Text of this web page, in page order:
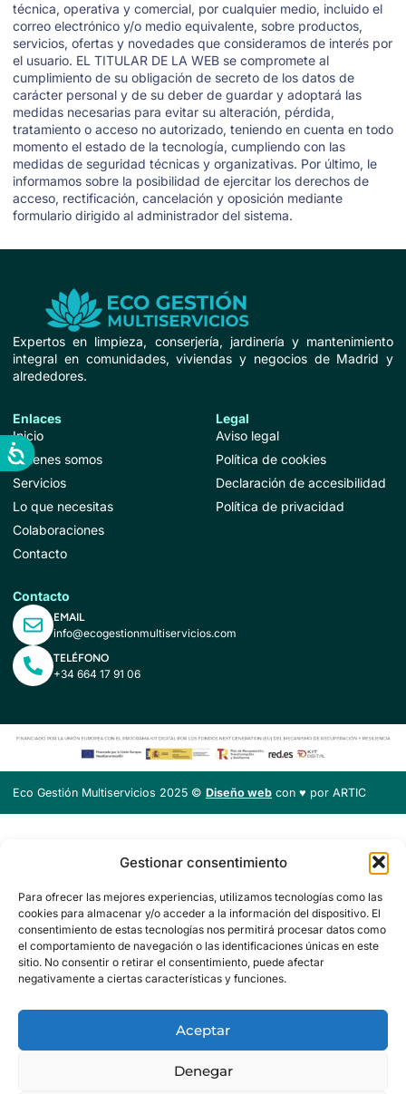
Gestionar consentimiento
Para ofrecer las mejores experiencias, utilizamos tecnologías como las
cookies para almacenar y/o acceder a la información del dispositivo. El
consentimiento de estas tecnologías nos permitirá procesar datos como
el comportamiento de navegación o las identificaciones únicas en este
sitio. No consentir o retirar el consentimiento, puede afectar
negativamente a ciertas características y funciones.
Aceptar
Denegar
técnica, operativa y comercial, por cualquier medio, incluido el
correo electrónico y/o medio equivalente, sobre productos,
servicios, ofertas y novedades que consideramos de interés por
el usuario. EL TITULAR DE LA WEB se compromete al
cumplimiento de su obligación de secreto de los datos de
carácter personal y de su deber de guardar y adoptará las
medidas necesarias para evitar su alteración, pérdida,
tratamiento o acceso no autorizado, teniendo en cuenta en todo
momento el estado de la tecnología, cumpliendo con las
medidas de seguridad técnicas y organizativas. Por último, le
informamos sobre la posibilidad de ejercitar los derechos de
acceso, rectificación, cancelación y oposición mediante
formulario dirigido al administrador del sistema.
Expertos en limpieza, conserjería, jardinería y mantenimiento
integral en comunidades, viviendas y negocios de Madrid y
alrededores.
Enlaces
Inicio
Quienes somos
Servicios
Lo que necesitas
Colaboraciones
Contacto
Legal
Aviso legal
Política de cookies
Declaración de accesibilidad
Política de privacidad
Contacto
EMAIL
info@ecogestionmultiservicios.com
TELÉFONO
+34 664 17 91 06
Eco Gestión Multiservicios 2025 © Diseño web con ♥️ por ARTIC